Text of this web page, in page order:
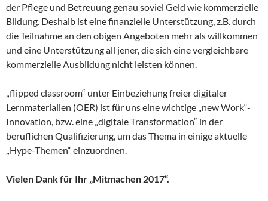
der Pflege und Betreuung genau soviel Geld wie kommerzielle
Bildung. Deshalb ist eine finanzielle Unterstützung, z.B. durch
die Teilnahme an den obigen Angeboten mehr als willkommen
und eine Unterstützung all jener, die sich eine vergleichbare
kommerzielle Ausbildung nicht leisten können.
„flipped classroom“ unter Einbeziehung freier digitaler
Lernmaterialien (OER) ist für uns eine wichtige „new Work“-
Innovation, bzw. eine „digitale Transformation“ in der
beruflichen Qualifizierung, um das Thema in einige aktuelle
„Hype-Themen“ einzuordnen.
Vielen Dank für Ihr „Mitmachen 2017“.